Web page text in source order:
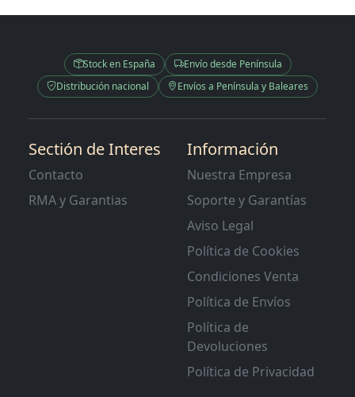
Stock en España
Envío desde Península
Distribución nacional
Envíos a Península y Baleares
Sectión de Interes
Contacto
RMA y Garantias
Información
Nuestra Empresa
Soporte y Garantías
Aviso Legal
Política de Cookies
Condiciones Venta
Política de Envíos
Política de
Devoluciones
Política de Privacidad